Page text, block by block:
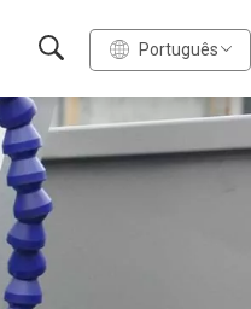
Português